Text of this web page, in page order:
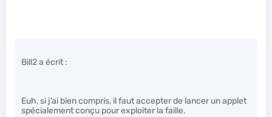
Bill2 a écrit :
Euh, si j’ai bien compris, il faut accepter de lancer un applet
spécialement conçu pour exploiter la faille.